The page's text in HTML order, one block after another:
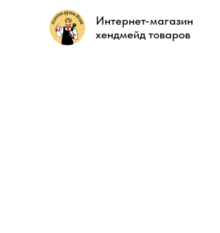
Интернет-магазин
хендмейд товаров
Интернет-магазин
хендмейд товаров